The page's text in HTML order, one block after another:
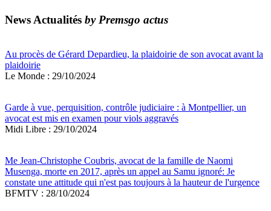
News Actualités by Premsgo actus
Au procès de Gérard Depardieu, la plaidoirie de son avocat avant la
plaidoirie
Le Monde : 29/10/2024
Garde à vue, perquisition, contrôle judiciaire : à Montpellier, un
avocat est mis en examen pour viols aggravés
Midi Libre : 29/10/2024
Me Jean-Christophe Coubris, avocat de la famille de Naomi
Musenga, morte en 2017, après un appel au Samu ignoré: Je
constate une attitude qui n'est pas toujours à la hauteur de l'urgence
BFMTV : 28/10/2024